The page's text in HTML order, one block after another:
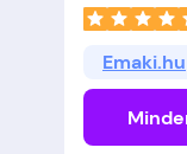
Emaki.hu